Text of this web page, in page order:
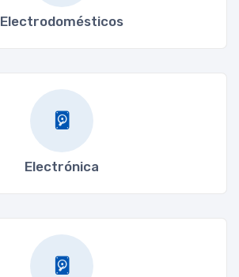
Electrodomésticos
Electrónica